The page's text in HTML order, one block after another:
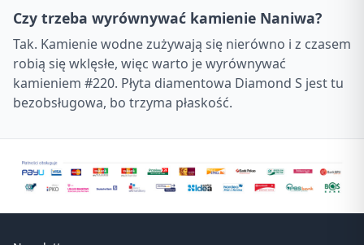
Czy trzeba wyrównywać kamienie Naniwa?
Tak. Kamienie wodne zużywają się nierówno i z czasem
robią się wklęsłe, więc warto je wyrównywać
kamieniem #220. Płyta diamentowa Diamond S jest tu
bezobsługowa, bo trzyma płaskość.